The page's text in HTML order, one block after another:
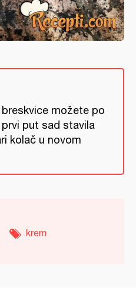
možete po
put sad stavila
kolač u novom
krem